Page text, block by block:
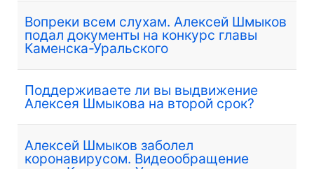
Вопреки всем слухам. Алексей Шмыков
подал документы на конкурс главы
Каменска-Уральского
Поддерживаете ли вы выдвижение
Алексея Шмыкова на второй срок?
Алексей Шмыков заболел
коронавирусом. Видеообращение